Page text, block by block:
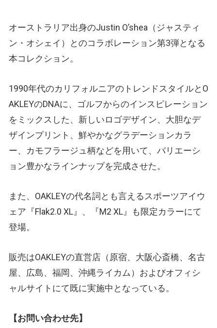
オーストラリア出身のJustin O’shea（ジャスティ
ン・オシェイ）とのコラボレーション第3弾となる
本コレクション。
1990年代のカリフォルニアのトレンドスタイルとO
AKLEYのDNAに、ゴルフからのインスピレーション
をミックスした、新しいロゴデザイン、大胆なデ
ザインプリント、鮮やかなグラデーションカラ
ー、カモフラージュ柄などを用いて、バリエーシ
ョン豊かなラインナップを完成させた。
また、OAKLEYの代名詞とも言えるスポーツアイウ
ェア『Flak2.0 XL』、『M2 XL』も限定カラーにて
登場。
販売はOAKLEYの直営店（原宿、大阪心斎橋、名古
屋、広島、福岡、沖縄ライカム）およびオフィシ
ャルサイトにて既に実施中となっている。
【お問い合わせ先】